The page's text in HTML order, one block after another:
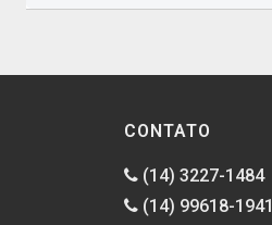
CONTATO
(14) 3227-1484
(14) 99618-1941